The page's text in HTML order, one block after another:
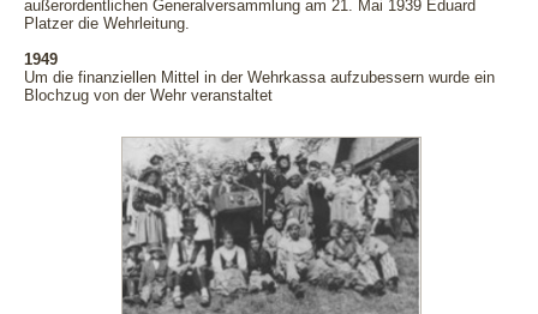
außerordentlichen Generalversammlung am 21. Mai 1939 Eduard
Platzer die Wehrleitung.
1949
Um die finanziellen Mittel in der Wehrkassa aufzubessern wurde ein
Blochzug von der Wehr veranstaltet